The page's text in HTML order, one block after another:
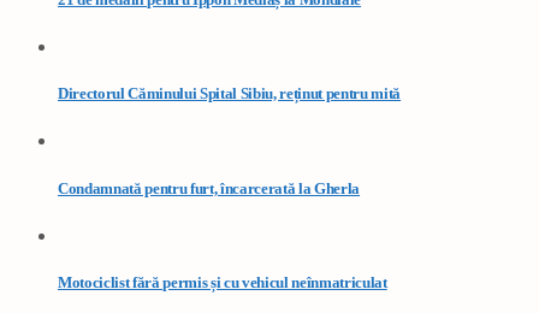
Directorul Căminului Spital Sibiu, reținut pentru mită
Condamnată pentru furt, încarcerată la Gherla
Motociclist fără permis și cu vehicul neînmatriculat